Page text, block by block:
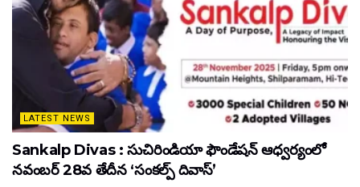
LATEST NEWS
Sankalp Divas : సుచిరిండియా ఫౌండేషన్ ఆధ్వర్యంలో
నవంబర్ 28వ తేదీన ‘సంకల్ప్ దివాస్’